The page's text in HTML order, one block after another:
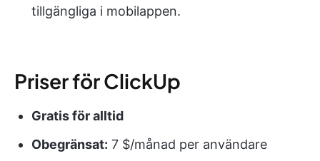
tillgängliga i mobilappen.
Priser för ClickUp
Gratis för alltid
Obegränsat: 7 $/månad per användare